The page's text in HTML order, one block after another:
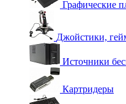
Графические
Джойстики,
Источники
Картридеры